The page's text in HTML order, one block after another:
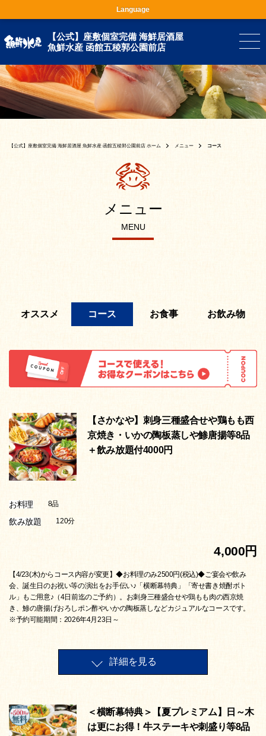
【公式】座敷個室完備 海鮮居酒屋
魚鮮水産 函館五稜郭公園前店
【公式】座敷個室完備 海鮮居酒屋 魚鮮水産 函館五稜郭公園前店 ホーム メニュー コース
メニュー
MENU
オススメ コース お食事 お飲み物
【さかなや】刺身三種盛合せや鶏もも西
京焼き・いかの陶板蒸しや鯵唐揚等8品
＋飲み放題付4000円
お料理 8品
飲み放題 120分
4,000円
【4/23(木)からコース内容が変更】◆お料理のみ2500円(税込)◆ご宴会や飲み
会、誕生日のお祝い等の演出をお手伝い♪「横断幕特典」「寄せ書き焼酎ボト
ル」もご用意♪（4日前迄のご予約）。お刺身三種盛合せや鶏もも肉の西京焼
き、鯵の唐揚げおろしポン酢やいかの陶板蒸しなどカジュアルなコースです。
※予約可能期間：2026年4月23日～
詳細を見る
＜横断幕特典＞【夏プレミアム】日～木
は更にお得！牛ステーキや刺盛り等8品
Language